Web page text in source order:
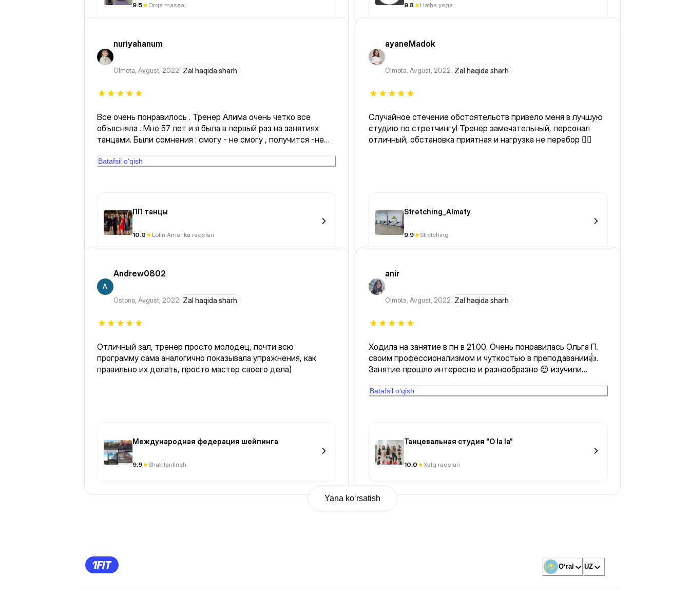
9.5 Orqa massaj 9.8 Hatha yoga
nuriyahanum
Olmota, Avgust, 2022 Zal haqida sharh
Все очень понравилось . Тренер Алима очень четко все
объясняла . Мне 57 лет и я была в первый раз на занятиях
танцами. Были сомнения : смогу - не смогу , получится -не
сомнения отпали , придя на занятия . На танца чаще
получится !💃
Batafsil o‘qish
ПП танцы
10.0 Lotin Amerika raqslari
ayaneMadok
Olmota, Avgust, 2022 Zal haqida sharh
Случайное стечение обстоятельств привело меня в лучшую
студию по стретчингу! Тренер замечательный, персонал
отличный, обстановка приятная и нагрузка не перебор 👍🏼
Stretching_Almaty
9.9 Stretching
A
Andrew0802
Ostona, Avgust, 2022 Zal haqida sharh
Отличный зал, тренер просто молодец, почти всю
программу сама аналогично показывала упражнения, как
правильно их делать, просто мастер своего дела)
Международная федерация шейпинга
9.9 Shakllantirish
anir
Olmota, Avgust, 2022 Zal haqida sharh
Ходила на занятие в пн в 21.00. Очень понравилась Ольга П.
своим профессионализмом и чуткостью в преподавании👍.
Занятие прошло интересно и разнообразно 😍 изучили
стилями
Batafsil o‘qish
Танцевальная студия "O la la"
10.0 Xalq raqslari
Yana ko‘rsatish
Page
4 Page
Oʻral UZ